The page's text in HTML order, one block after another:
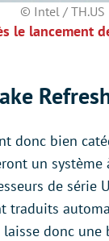
© Intel / TH.US
le lancement
donc bien
un système
de série
traduits
donc une